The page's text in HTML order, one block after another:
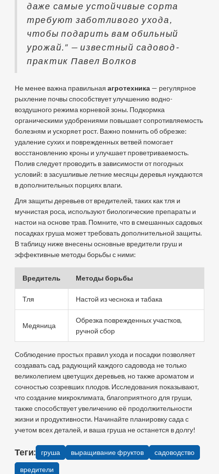
даже самые устойчивые сорта
требуют заботливого ухода,
чтобы подарить вам обильный
урожай." — известный садовод-
практик Павел Волков
Не менее важна правильная агротехника— регулярное
рыхление почвы способствует улучшению водно-
воздушного режима корневой зоны. Подкормка
органическими удобрениями повышает сопротивляемость
болезням и ускоряет рост. Важно помнить об обрезке:
удаление сухих и поврежденных ветвей помогает
восстановлению кроны и улучшает проветриваемость.
Полив следует проводить в зависимости от погодных
условий: в засушливые летние месяцы деревья нуждаются
в дополнительных порциях влаги.
Для защиты деревьев от вредителей, таких как тля и
мучнистая роса, используют биологические препараты и
настои на основе трав. Помните, что в смешанных садовых
посадках груша может требовать дополнительной защиты.
В таблицу ниже внесены основные вредители груш и
эффективные методы борьбы с ними:
Вредитель Методы борьбы
Тля Настой из чеснока и табака
Медяница
Обрезка поврежденных участков,
ручной сбор
Соблюдение простых правил ухода и посадки позволяет
создавать сад, радующий каждого садовода не только
великолепием цветущих деревьев, но также ароматом и
сочностью созревших плодов. Исследования показывают,
что создание микроклимата, благоприятного для груши,
также способствует увеличению её продолжительности
жизни и продуктивности. Начинайте планировку сада с
учетом всех деталей, и ваша груша не останется в долгу!
Теги: груша выращивание фруктов садоводство
вредители